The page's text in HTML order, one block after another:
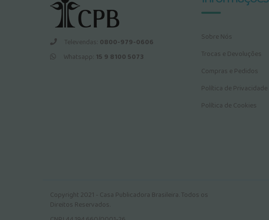
Televendas: 0800-979-0606
Whatsapp: 15 9 8100 5073
Sobre Nós
Trocas e Devoluções
Compras e Pedidos
Política de Privacidade
Política de Cookies
Copyright 2021 - Casa Publicadora Brasileira. Todos os
Direitos Reservados.